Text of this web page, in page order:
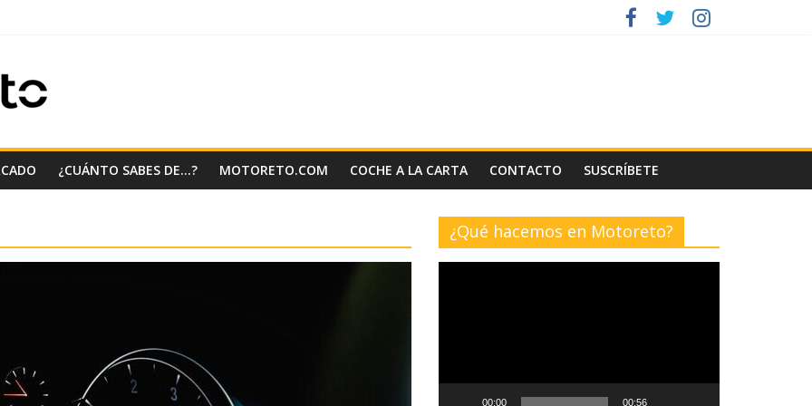
¿CUÁNTO SABES DE…? MOTORETO.COM COCHE A LA CARTA CONTACTO SUSCRÍBETE
¿Qué hacemos en Motoreto?
00:00 00:56